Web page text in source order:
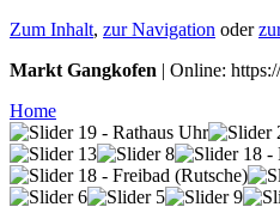
Zum Inhalt, zur Navigation oder
Markt Gangkofen | Online:
Home